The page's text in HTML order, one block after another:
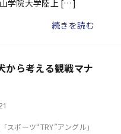
学院大学陸上 […]
続きを読む
から考える観戦マナ
スポーツ“TRY”アングル」